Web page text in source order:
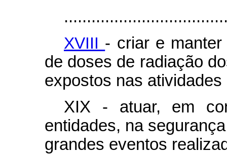
XVIII - criar e
de doses de radiação
expostos nas atividades
XIX - atuar, em
entidades, na
grandes eventos